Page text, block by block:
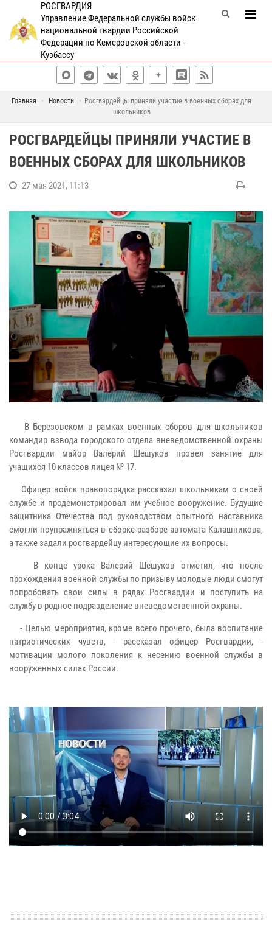
РОСГВАРДИЯ
Управление Федеральной службы войск
национальной гвардии Российской
Федерации по Кемеровской области -
Кузбассу
Главная Новости
Росгвардейцы приняли участие в военных сборах для
школьников
РОСГВАРДЕЙЦЫ ПРИНЯЛИ УЧАСТИЕ В
ВОЕННЫХ СБОРАХ ДЛЯ ШКОЛЬНИКОВ
27 мая 2021, 11:13
В Березовском в рамках военных сборов для школьников
командир взвода городского отдела вневедомственной охраны
Росгвардии майор Валерий Шешуков провел занятие для
учащихся 10 классов лицея № 17.
Офицер войск правопорядка рассказал школьникам о своей
службе и продемонстрировал им учебное вооружение. Будущие
защитника Отечества под руководством опытного наставника
смогли поупражняться в сборке-разборе автомата Калашникова,
а также задали росгвардейцу интересующие их вопросы.
В конце урока Валерий Шешуков отметил, что после
прохождения военной службы по призыву молодые люди смогут
попробовать свои силы в рядах Росгвардии и поступить на
службу в родное подразделение вневедомственной охраны.
- Целью мероприятия, кроме всего прочего, была воспитание
патриотических чувств, - рассказал офицер Росгвардии, -
мотивации молого поколения к несению военной службы в
вооруженных силах России.